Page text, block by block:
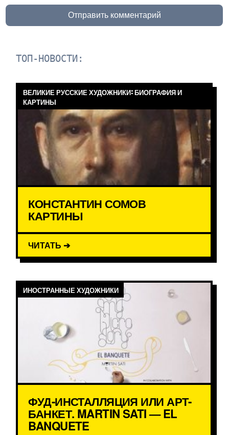
Отправить комментарий
ТОП-НОВОСТИ:
ВЕЛИКИЕ РУССКИЕ ХУДОЖНИКИ: БИОГРАФИЯ И
КАРТИНЫ
КОНСТАНТИН СОМОВ
КАРТИНЫ
ЧИТАТЬ ➔
ИНОСТРАННЫЕ ХУДОЖНИКИ
ФУД-ИНСТАЛЛЯЦИЯ ИЛИ АРТ-
БАНКЕТ. MARTIN SATI — EL
BANQUETE